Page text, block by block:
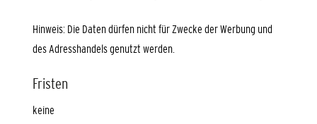
Hinweis: Die Daten dürfen nicht für Zwecke der Werbung und
des Adresshandels genutzt werden.
Fristen
keine